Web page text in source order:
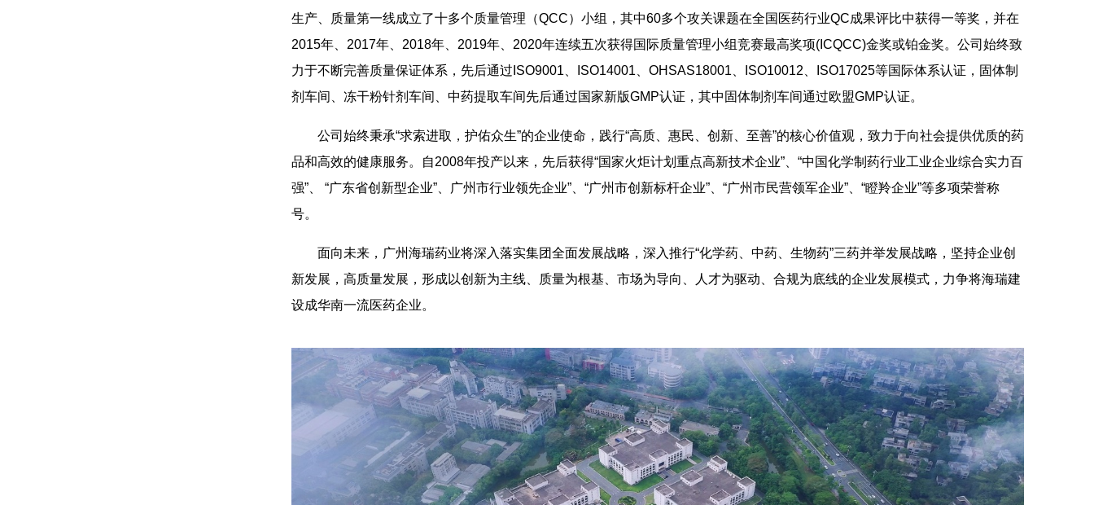
生产、质量第一线成立了十多个质量管理（QCC）小组，其中60多个攻关课题在全国医药行业QC成果评比中获得一等奖，并在
2015年、2017年、2018年、2019年、2020年连续五次获得国际质量管理小组竞赛最高奖项(ICQCC)金奖或铂金奖。公司始终致
力于不断完善质量保证体系，先后通过ISO9001、ISO14001、OHSAS18001、ISO10012、ISO17025等国际体系认证，固体制
剂车间、冻干粉针剂车间、中药提取车间先后通过国家新版GMP认证，其中固体制剂车间通过欧盟GMP认证。
公司始终秉承“求索进取，护佑众生”的企业使命，践行“高质、惠民、创新、至善”的核心价值观，致力于向社会提供优质的药
品和高效的健康服务。自2008年投产以来，先后获得“国家火炬计划重点高新技术企业”、“中国化学制药行业工业企业综合实力百
强”、 “广东省创新型企业”、广州市行业领先企业”、“广州市创新标杆企业”、“广州市民营领军企业”、“瞪羚企业”等多项荣誉称
号。
面向未来，广州海瑞药业将深入落实集团全面发展战略，深入推行“化学药、中药、生物药”三药并举发展战略，坚持企业创
新发展，高质量发展，形成以创新为主线、质量为根基、市场为导向、人才为驱动、合规为底线的企业发展模式，力争将海瑞建
设成华南一流医药企业。